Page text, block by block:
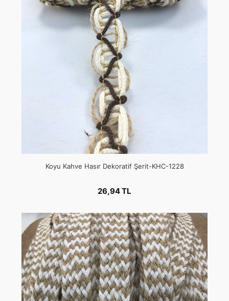
Koyu Kahve Hasır Dekoratif Şerit-KHC-1228
26,94 TL